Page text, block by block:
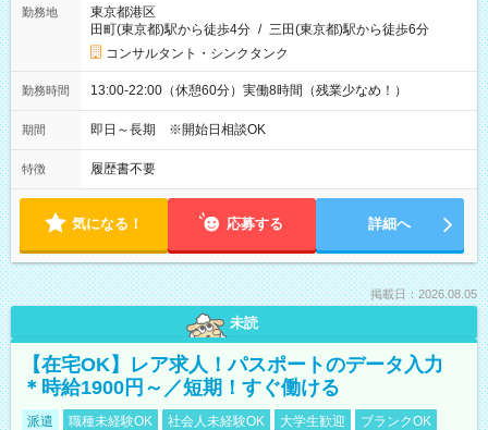
勤務地
東京都港区
田町(東京都)駅から徒歩4分 / 三田(東京都)駅から徒歩6分
コンサルタント・シンクタンク
勤務時間 13:00-22:00（休憩60分）実働8時間（残業少なめ！）
期間 即日～長期 ※開始日相談OK
特徴 履歴書不要
気になる！ 応募する 詳細へ
掲載日：2026.08.05
未読
【在宅OK】レア求人！パスポートのデータ入力
＊時給1900円～／短期！すぐ働ける
派遣 職種未経験OK 社会人未経験OK 大学生歓迎 ブランクOK